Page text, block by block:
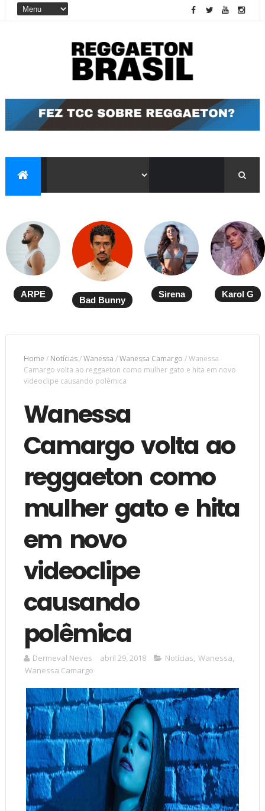
ARPE
Bad Bunny
Sirena Karol G
Home / Notícias/Wanessa /Wanessa Camargo /Wanessa
Camargo volta ao reggaeton como mulher gato e hita em novo
videoclipe causando polêmica
Wanessa
Camargo volta ao
reggaeton como
mulher gato e hita
em novo
videoclipe
causando
polêmica
Dermeval Neves abril 29, 2018 Notícias, Wanessa,
Wanessa Camargo